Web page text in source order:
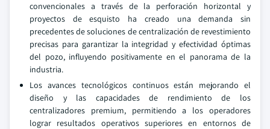
convencionales a través de la perforación horizontal y
proyectos de esquisto ha creado una demanda sin
precedentes de soluciones de centralización de revestimiento
precisas para garantizar la integridad y efectividad óptimas
del pozo, influyendo positivamente en el panorama de la
industria.
Los avances tecnológicos continuos están mejorando el
diseño y las capacidades de rendimiento de los
centralizadores premium, permitiendo a los operadores
lograr resultados operativos superiores en entornos de